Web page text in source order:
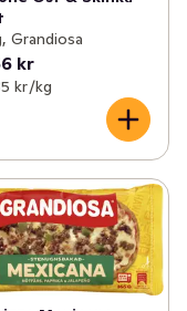
Grandiosa
kr
kr /kg